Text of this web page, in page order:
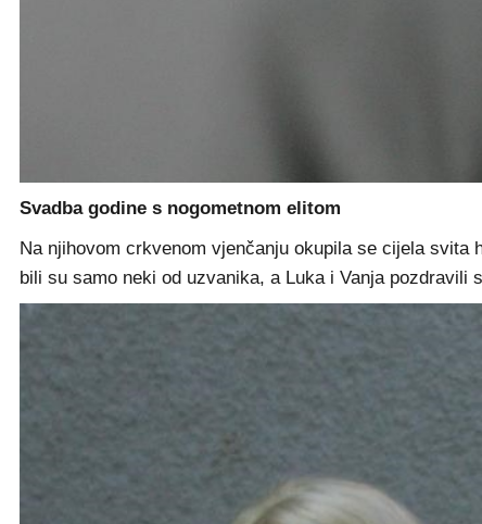
Svadba godine s nogometnom elitom
Na njihovom crkvenom vjenčanju okupila se cijela svita
bili su samo neki od uzvanika, a Luka i Vanja pozdravili